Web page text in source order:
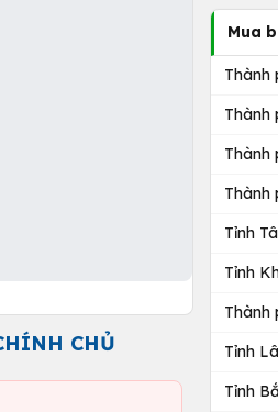
CHỦ
Mua
Thành
Thành
Thành
Thành
Tỉnh
Tỉnh
Thành
Tỉnh
Tỉnh